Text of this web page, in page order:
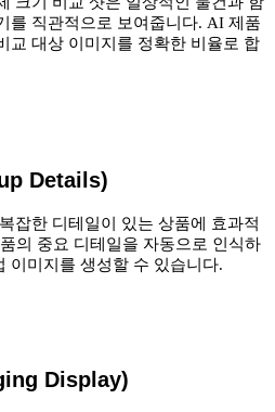
를 직관적으로 보여줍니다. AI 제품
교 대상 이미지를 정확한 비율로 합
Details)
잡한 디테일이 있는 상품에 효과적
의 중요 디테일을 자동으로 인식하
이미지를 생성할 수 있습니다.
Display)